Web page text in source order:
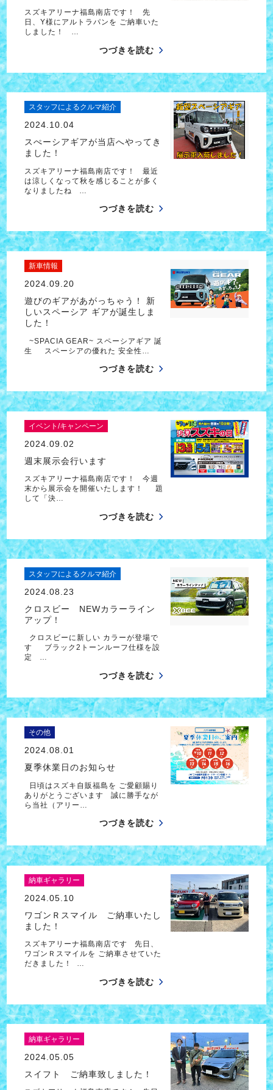
スズキアリーナ福島南店です！ 先
日、Y様にアルトラパンを ご納車いた
しました！ …
つづきを読む
スタッフによるクルマ紹介
2024.10.04
スぺーシアギアが当店へやってき
ました！
スズキアリーナ福島南店です！ 最近
は涼しくなって秋を感じることが多く
なりましたね …
つづきを読む
新車情報
2024.09.20
遊びのギアがあがっちゃう！ 新
しいスペーシア ギアが誕生しま
した！
~SPACIA GEAR~ スペーシアギア 誕
生 スペーシアの優れた 安全性…
つづきを読む
イベント/キャンペーン
2024.09.02
週末展示会行います
スズキアリーナ福島南店です！ 今週
末から展示会を開催いたします！ 題
して「決…
つづきを読む
スタッフによるクルマ紹介
2024.08.23
クロスビー NEWカラーライン
アップ！
クロスビーに新しい カラーが登場で
す ブラック2トーンルーフ仕様を設
定 …
つづきを読む
その他
2024.08.01
夏季休業日のお知らせ
日頃はスズキ自販福島を ご愛顧賜り
ありがとうございます 誠に勝手なが
ら当社（アリー…
つづきを読む
納車ギャラリー
2024.05.10
ワゴンＲスマイル ご納車いたし
ました！
スズキアリーナ福島南店です 先日、
ワゴンＲスマイルを ご納車させていた
だきました！ …
つづきを読む
納車ギャラリー
2024.05.05
スイフト ご納車致しました！